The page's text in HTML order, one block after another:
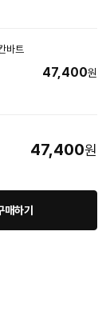
바트
47,400원
47,400원
매하기